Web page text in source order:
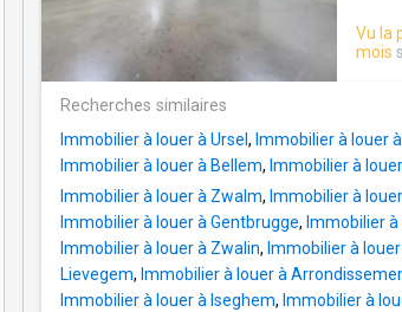
Vu la
mois
Recherches similaires
Immobilier à louer à Ursel , Immobilier à louer
Immobilier à louer à Bellem, Immobilier à
Immobilier à louer à Zwalm, Immobilier à
Immobilier à louer à Gentbrugge, Immobilier
Immobilier à louer à Zwalin, Immobilier à
Lievegem, Immobilier à louer à
Immobilier à louer à Iseghem, Immobilier à